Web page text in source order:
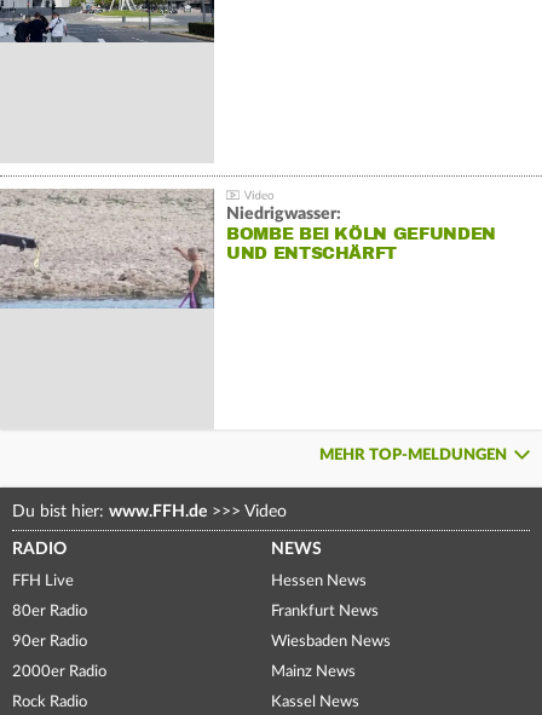
Niedrigwasser:
BOMBE BEI KÖLN GEFUNDEN
UND ENTSCHÄRFT
MEHR TOP-MELDUNGEN
Du bist hier: www.FFH.de >>> Video
RADIO
FFH Live
80er Radio
90er Radio
2000er Radio
Rock Radio
NEWS
Hessen News
Frankfurt News
Wiesbaden News
Mainz News
Kassel News